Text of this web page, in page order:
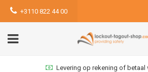
+3110 822 44 00
Levering op rekening of betaal